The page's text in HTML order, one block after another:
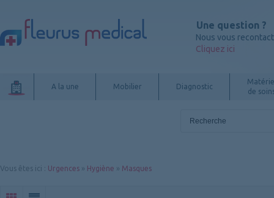
Une question ?
Nous vous
Cliquez ici
A la une Mobilier Diagnostic
de
Vous êtes ici Urgences » Hygiène » Masques